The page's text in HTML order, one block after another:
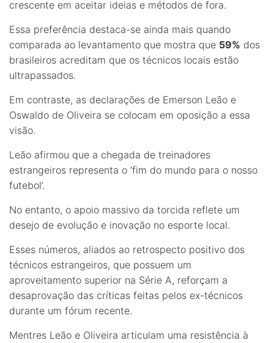
crescente em aceitar ideias e métodos de fora.
Essa preferência destaca-se ainda mais quando
comparada ao levantamento que mostra que 59% dos
brasileiros acreditam que os técnicos locais estão
ultrapassados.
Em contraste, as declarações de Emerson Leão e
Oswaldo de Oliveira se colocam em oposição a essa
visão.
Leão afirmou que a chegada de treinadores
estrangeiros representa o ‘fim do mundo para o nosso
futebol’.
No entanto, o apoio massivo da torcida reflete um
desejo de evolução e inovação no esporte local.
Esses números, aliados ao retrospecto positivo dos
técnicos estrangeiros, que possuem um
aproveitamento superior na Série A, reforçam a
desaprovação das críticas feitas pelos ex-técnicos
durante um fórum recente.
Mentres Leão e Oliveira articulam uma resistência à